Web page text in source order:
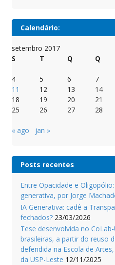
Calendário:
setembro 2017
S
T Q Q
4
5 6 7
11
12 13 14
18
19 20 21
25
26 27 28
« ago jan »
Posts recentes
Entre Opacidade e
generativa, por Jorge
IA Generativa: cadê a
fechados? 23/03/2026
Tese desenvolvida no
brasileiras, a partir do reuso
defendida na Escola de
da USP-Leste 12/11/2025